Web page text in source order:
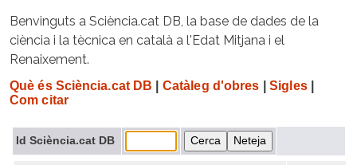
Benvinguts a Sciència.cat DB, la base de dades de la
ciència i la tècnica en català a l'Edat Mitjana i el
Renaixement.
Què és Sciència.cat DB Catàleg d'obres Sigles|
Com citar
Id Sciència.cat DB